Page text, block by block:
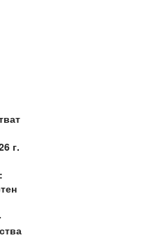
г.